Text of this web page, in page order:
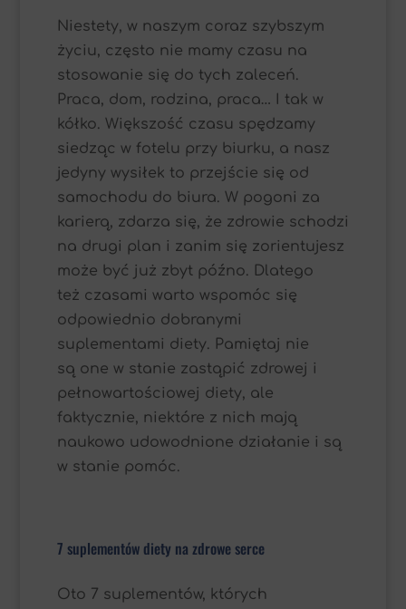
Niestety, w naszym coraz szybszym
życiu, często nie mamy czasu na
stosowanie się do tych zaleceń.
Praca, dom, rodzina, praca… I tak w
kółko. Większość czasu spędzamy
siedząc w fotelu przy biurku, a nasz
jedyny wysiłek to przejście się od
samochodu do biura. W pogoni za
karierą, zdarza się, że zdrowie schodzi
na drugi plan i zanim się zorientujesz
może być już zbyt późno. Dlatego
też czasami warto wspomóc się
odpowiednio dobranymi
suplementami diety. Pamiętaj nie
są one w stanie zastąpić zdrowej i
pełnowartościowej diety, ale
faktycznie, niektóre z nich mają
naukowo udowodnione działanie i są
w stanie pomóc.
7 suplementów diety na zdrowe serce
Oto 7 suplementów, których